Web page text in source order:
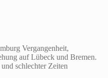
Vergangenheit,
auf Lübeck und Bremen.
schlechter Zeiten